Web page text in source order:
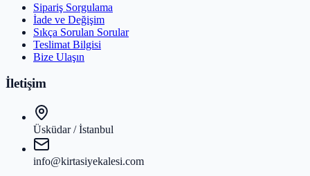
Sipariş Sorgulama
İade ve Değişim
Sıkça Sorulan Sorular
Teslimat Bilgisi
Bize Ulaşın
İletişim
Üsküdar / İstanbul
info@kirtasiyekalesi.com